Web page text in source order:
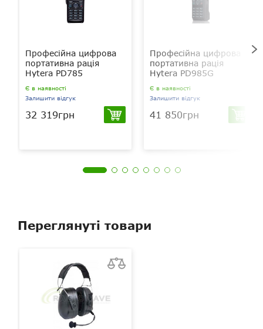
Професійна цифрова
портативна рація
Hytera PD785
Є в наявності
Залишити відгук
32 319грн
Професійна цифрова
портативна рація
Hytera PD985G
Є в наявності
Залишити відгук
41 850грн
Переглянуті товари